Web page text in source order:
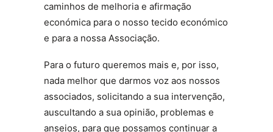
caminhos de melhoria e afirmação
económica para o nosso tecido económico
e para a nossa Associação.
Para o futuro queremos mais e, por isso,
nada melhor que darmos voz aos nossos
associados, solicitando a sua intervenção,
auscultando a sua opinião, problemas e
anseios, para que possamos continuar a